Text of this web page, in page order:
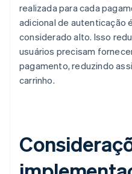
realizada para cada
adicional de autenticação
considerado alto. Isso
usuários precisam
pagamento, reduzindo
carrinho.